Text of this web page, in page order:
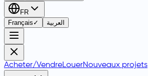
FR
Français ✓ العربية
Acheter/VendreLouerNouveaux projets